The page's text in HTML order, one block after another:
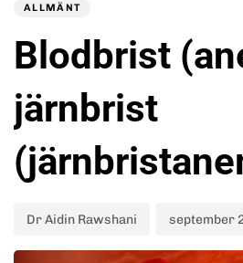
ALLMÄNT
Blodbrist
järnbrist
Dr Aidin Rawshani september